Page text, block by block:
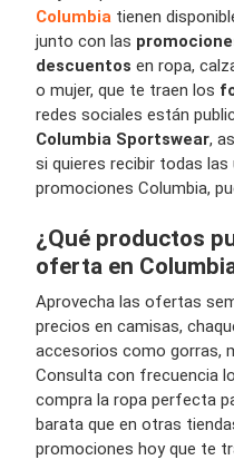
Columbia tienen
junto con las
descuentos en ropa,
o mujer, que te traen los
redes sociales están
Columbia Sportswear,
si quieres recibir todas
promociones Columbia,
¿Qué productos
oferta en
Aprovecha las ofertas
precios en camisas,
accesorios como gorras,
Consulta con frecuencia
compra la ropa perfecta
barata que en otras
promociones hoy que te